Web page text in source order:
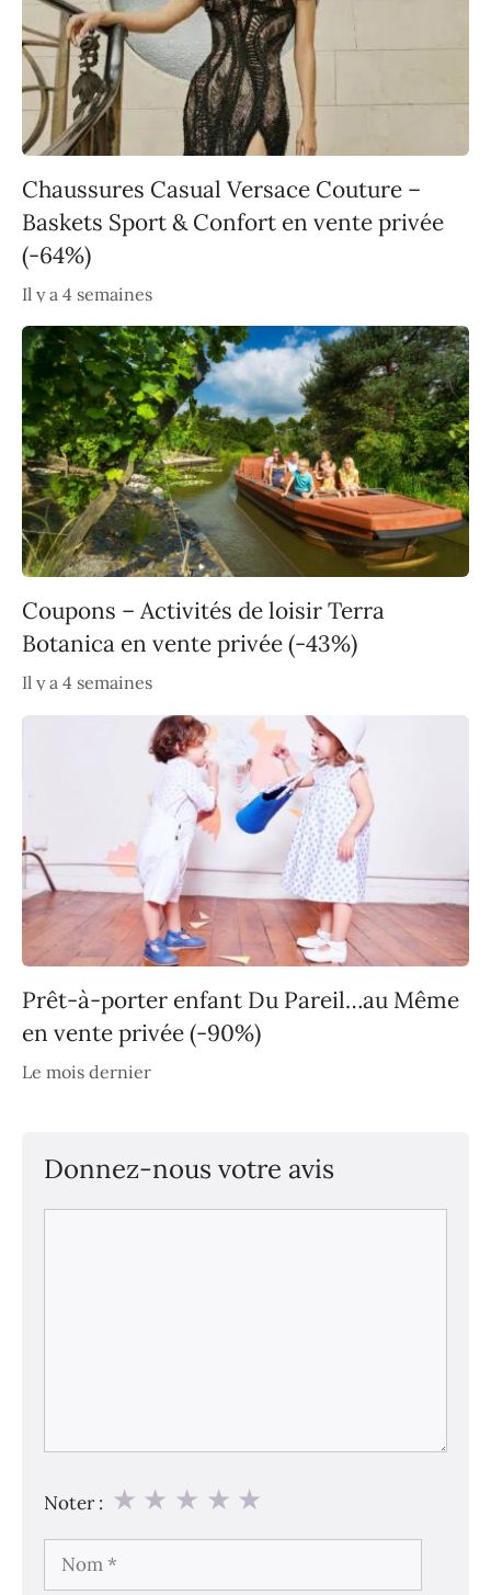
Chaussures Casual Versace Couture –
Baskets Sport & Confort en vente privée
(-64%)
Il y a 4 semaines
Coupons – Activités de loisir Terra
Botanica en vente privée (-43%)
Il y a 4 semaines
Prêt-à-porter enfant Du Pareil…au Même
en vente privée (-90%)
Le mois dernier
Donnez-nous votre avis
Noter : ★
★
★
★
★